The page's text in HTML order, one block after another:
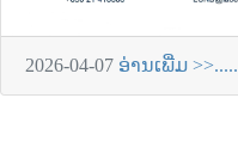
2026-04-07 ອ່ານເພີ່ມ >>.....